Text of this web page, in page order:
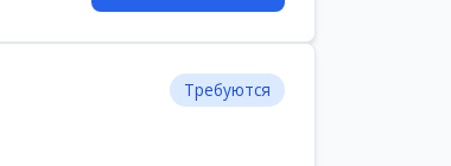
Требуются